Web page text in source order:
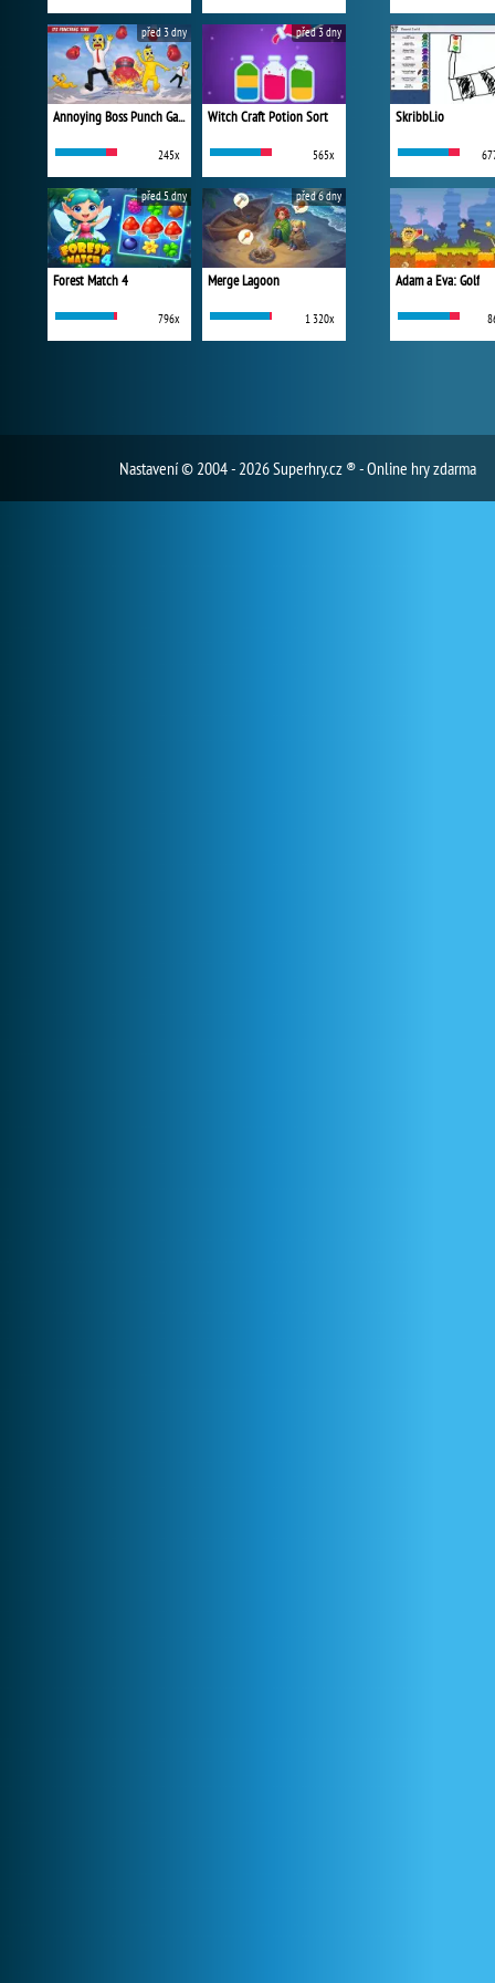
Annoying Boss Punch Game
245x
před 3 dny
Witch Craft Potion Sort
565x
před 3 dny
Forest Match 4
796x
před 5 dny
Merge Lagoon
1 320x
před 6 dny
Skribbl.io
Adam a Eva: Golf
Nastavení© 2004 - 2026 Superhry.cz ® - Online hry zdarma